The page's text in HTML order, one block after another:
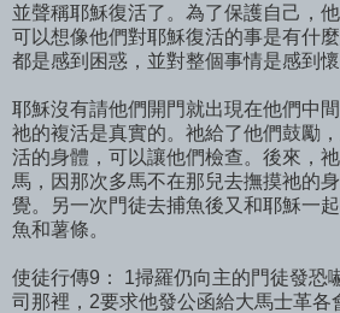
並聲稱耶穌復活了。為了保護自己，
可以想像他們對耶穌復活的事是有什
都是感到困惑，並對整個事情是感到懷
耶穌沒有請他們開門就出現在他們中
祂的複活是真實的。祂給了他們鼓勵
活的身體，可以讓他們檢查。後來，
馬，因那次多馬不在那兒去撫摸祂的
覺。另一次門徒去捕魚後又和耶穌一
魚和薯條。
使徒行傳9： 1掃羅仍向主的門徒發恐
司那裡，2要求他發公函給大馬士革各